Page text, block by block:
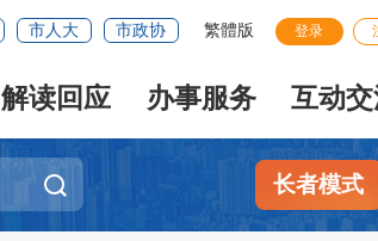
市人大 市政协 繁體版 登录
解读回应 办事服务 互动
长者模式